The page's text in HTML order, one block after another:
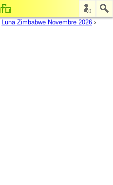
Luna Zimbabwe Novembre 2026 ›